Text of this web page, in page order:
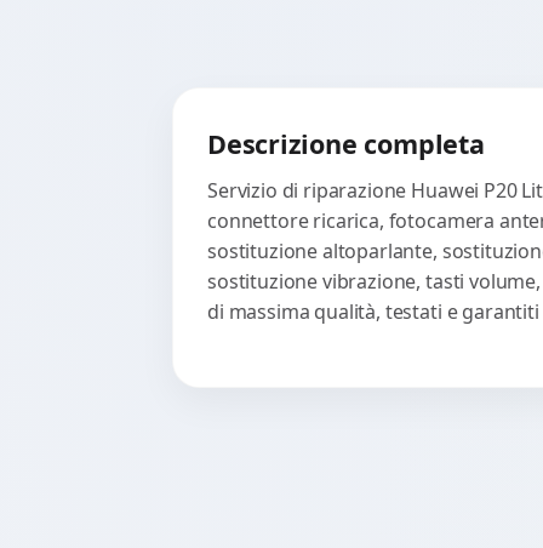
Descrizione completa
Servizio di riparazione Huawei P20
connettore ricarica, fotocamera
sostituzione altoparlante,
sostituzione vibrazione, tasti
di massima qualità, testati e